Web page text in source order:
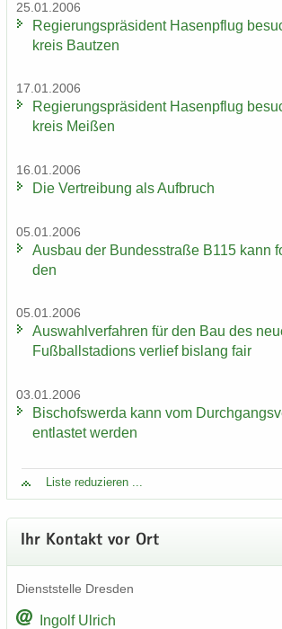
25.01.2006
Re­gie­rungs­prä­si­dent Ha­sen­pflug
kreis Baut­zen
17.01.2006
Re­gie­rungs­prä­si­dent Ha­sen­pflug
kreis Mei­ßen
16.01.2006
Die Ver­trei­bung als Auf­bruch
05.01.2006
Aus­bau der Bun­des­stra­ße B115 kann
den
05.01.2006
Aus­wahl­ver­fah­ren für den Bau des
Fuß­ball­sta­di­ons ver­lief bis­lang fair
03.01.2006
Bi­schofs­wer­da kann vom
ent­las­tet wer­den
Liste re­du­zie­ren ...
Ihr Kon­takt vor Ort
Dienst­stel­le Dres­den
In­golf Ul­rich